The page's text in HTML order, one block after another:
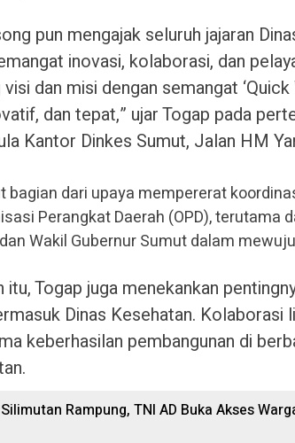
pun mengajak seluruh jajaran
inovasi, kolaborasi, dan
dan misi dengan semangat ‘Quick
dan tepat,” ujar Togap pada
Kantor Dinkes Sumut, Jalan HM
bagian dari upaya mempererat
Perangkat Daerah (OPD), terutama
Wakil Gubernur Sumut dalam
itu, Togap juga menekankan
Dinas Kesehatan. Kolaborasi
keberhasilan pembangunan di
Rampung, TNI AD Buka Akses